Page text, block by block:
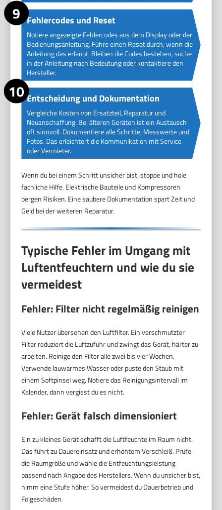
Fehlercodes und Reset
Notiere angezeigte Fehlercodes aus dem Display oder der
Bedienungsanleitung. Führe einen Reset durch, wenn die
Anleitung das erlaubt. Bleiben die Codes bestehen, suche
in der Anleitung nach Bedeutung oder kontaktiere den
Hersteller.
Entscheidung und Dokumentation
Vergleiche Kosten von Ersatzteil, Reparatur und
Neuanschaffung. Bei älteren Geräten ist ein Austausch
oft sinnvoll. Dokumentiere alle Schritte, Messwerte und
Fotos. Das erleichtert die Kommunikation mit Service
oder Vermieter.
Wenn du bei einem Schritt unsicher bist, stoppe und hole
fachliche Hilfe. Elektrische Bauteile und Kompressoren
bergen Risiken. Eine saubere Dokumentation spart Zeit und
Geld bei der weiteren Reparatur.
Typische Fehler im Umgang mit
Luftentfeuchtern und wie du sie
vermeidest
Fehler: Filter nicht regelmäßig reinigen
Viele Nutzer übersehen den Luftfilter. Ein verschmutzter
Filter reduziert die Luftzufuhr und zwingt das Gerät, härter zu
arbeiten. Reinige den Filter alle zwei bis vier Wochen.
Verwende lauwarmes Wasser oder puste den Staub mit
einem Softpinsel weg. Notiere das Reinigungsintervall im
Kalender, dann vergisst du es nicht.
Fehler: Gerät falsch dimensioniert
Ein zu kleines Gerät schafft die Luftfeuchte im Raum nicht.
Das führt zu Dauereinsatz und erhöhtem Verschleiß. Prüfe
die Raumgröße und wähle die Entfeuchtungsleistung
passend nach Angabe des Herstellers. Wenn du unsicher bist,
nimm eine Stufe höher. So vermeidest du Dauerbetrieb und
Folgeschäden.